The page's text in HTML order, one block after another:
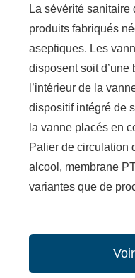
La sévérité sanitaire
produits fabriqués
aseptiques. Les
disposent soit
l’intérieur de la
dispositif intégré de
la vanne placés en
Palier de circulation
alcool, membrane
variantes que de